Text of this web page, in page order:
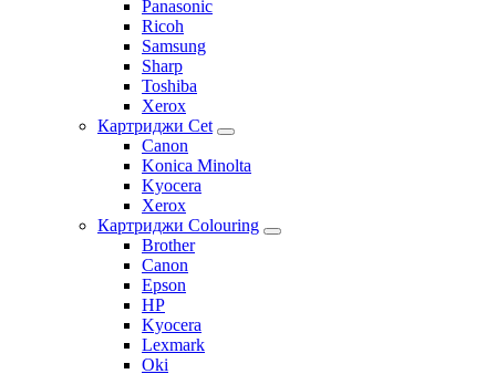
Panasonic
Ricoh
Samsung
Sharp
Toshiba
Xerox
Картриджи Cet
Canon
Konica Minolta
Kyocera
Xerox
Картриджи Colouring
Brother
Canon
Epson
HP
Kyocera
Lexmark
Oki